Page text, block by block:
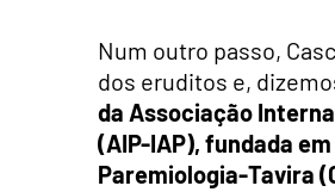
Num outro passo,
dos eruditos e,
da Associação
(AIP-IAP), fundada
Paremiologia-Tavira